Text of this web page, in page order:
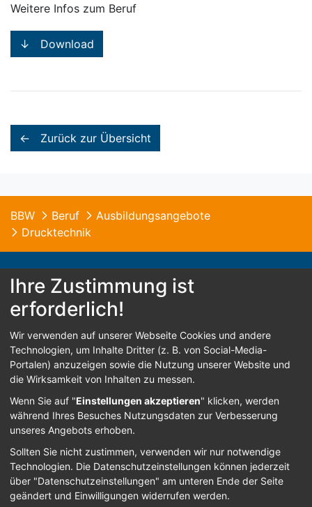
Weitere Infos zum Beruf
↓ Download
← Zurück zur Übersicht
BBW Beruf
Ausbildungsangebote
Drucktechnik
© 2026 B.B.W. St. Franziskus Abensberg
Home Kontakt Impressum
Datenschutz
Barrierefreiheit
Sign In
Ihre Zustimmung ist
erforderlich!
Wir verwenden auf unserer Webseite Cookies und andere
Technologien, um Inhalte Dritter (z. B. von Social-Media-
Portalen) anzuzeigen sowie die Nutzung unserer Website und
die Wirksamkeit von Inhalten zu messen.
Wenn Sie auf "Einstellungen akzeptieren" klicken, werden
während Ihres Besuches Nutzungsdaten zur Verbesserung
unseres Angebots erhoben.
Sollten Sie nicht zustimmen, verwenden wir nur notwendige
Technologien. Die Datenschutzeinstellungen können jederzeit
über "Datenschutzeinstellungen" am unteren Ende der Seite
geändert und Einwilligungen widerrufen werden.